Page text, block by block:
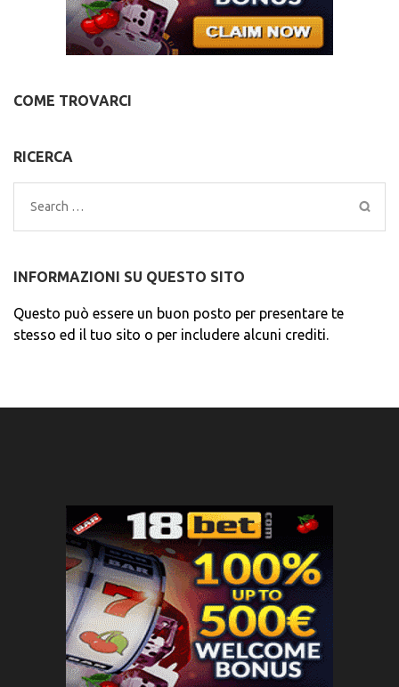
COME TROVARCI
RICERCA
Search
for:
INFORMAZIONI SU QUESTO SITO
Questo può essere un buon posto per presentare te
stesso ed il tuo sito o per includere alcuni crediti.